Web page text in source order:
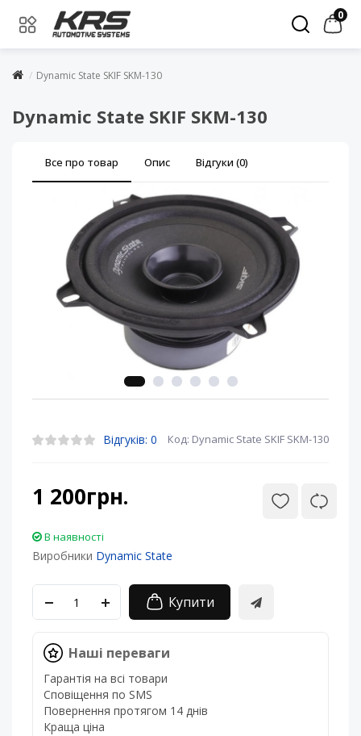
0
Dynamic State SKIF SKM-130
Dynamic State SKIF SKM-130
Все про товар Опис Відгуки (0)
Відгуків: 0 Код: Dynamic State SKIF SKM-130
1 200грн.
В наявності
Виробники Dynamic State
Купити
Наші переваги
Гарантія на всі товари
Сповіщення по SMS
Повернення протягом 14 днів
Краща ціна